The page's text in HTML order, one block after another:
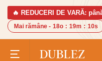
🔥 REDUCERI DE VARĂ:
Mai rămâne - 18o : 19m : 9s